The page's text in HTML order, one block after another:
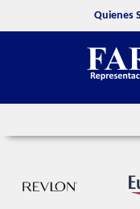
Quienes